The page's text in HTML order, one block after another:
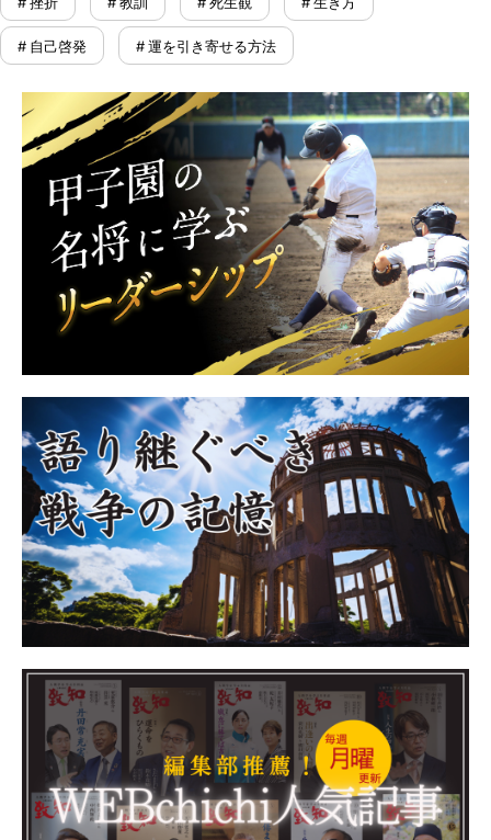
# 自己啓発 # 運を引き寄せる方法